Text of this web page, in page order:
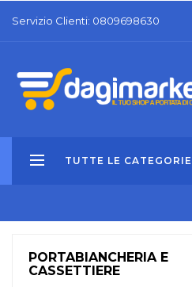
Servizio Clienti: 0809698630
TUTTE LE CATEGORIE
PORTABIANCHERIA E
CASSETTIERE